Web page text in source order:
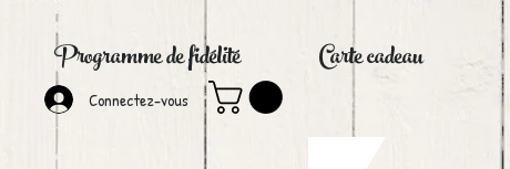
Programme de fidélité Carte cadeau
Connectez-vous